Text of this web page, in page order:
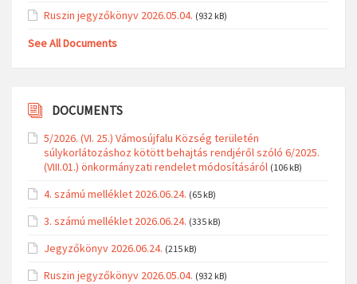
Ruszin jegyzőkönyv 2026.05.04. (932 kB)
See All Documents
DOCUMENTS
5/2026. (VI. 25.) Vámosújfalu Község területén
súlykorlátozáshoz kötött behajtás rendjéről szóló 6/2025.
(VIII.01.) önkormányzati rendelet módosításáról (106 kB)
4. számú melléklet 2026.06.24. (65 kB)
3. számú melléklet 2026.06.24. (335 kB)
Jegyzőkönyv 2026.06.24. (215 kB)
Ruszin jegyzőkönyv 2026.05.04. (932 kB)